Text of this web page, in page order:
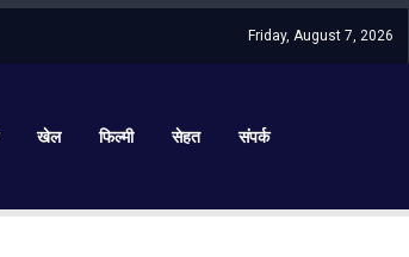
Friday, August 7, 2026
खेल फिल्मी सेहत संपर्क